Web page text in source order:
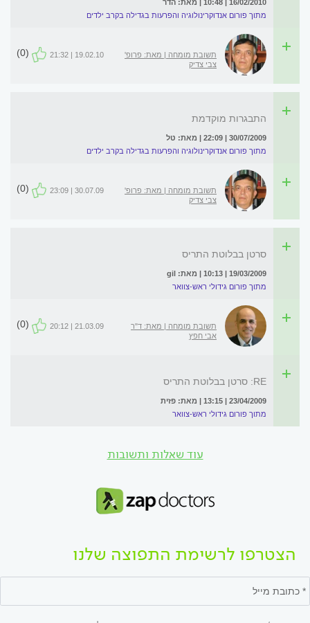
16/02/2010 | 10:48 | מאת: הדר
מתוך פורום אנדוקרינולוגיה והפרעות בגדילה בקרב ילדים
תשובת מומחה | מאת: פרופ'
צבי צדיק
19.02.10 | 21:32
(0)
התבגרות מוקדמת
30/07/2009 | 22:09 | מאת: טל
מתוך פורום אנדוקרינולוגיה והפרעות בגדילה בקרב ילדים
תשובת מומחה | מאת: פרופ'
צבי צדיק
30.07.09 | 23:09
(0)
סרטן בבלוטת התריס
19/03/2009 | 10:13 | מאת: gil
מתוך פורום גידולי ראש-צוואר
תשובת מומחה | מאת: ד"ר
אבי חפץ
21.03.09 | 20:12
(0)
RE: סרטן בבלוטת התריס
23/04/2009 | 13:15 | מאת: פזית
מתוך פורום גידולי ראש-צוואר
עוד שאלות ותשובות
הצטרפו לרשימת התפוצה שלנו